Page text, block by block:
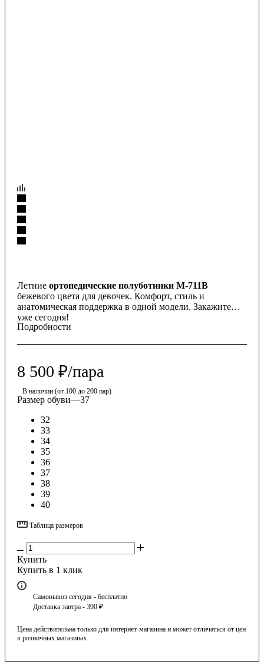
Летние ортопедические полуботинки М-711В
бежевого цвета для девочек. Комфорт, стиль и
анатомическая поддержка в одной модели. Закажите
уже сегодня!
Подробности
8 500 ₽/пара
В наличии (от 100 до 200 пар)
Размер обуви—37
32
33
34
35
36
37
38
39
40
Таблица размеров
Купить
Купить в 1 клик
Самовывоз сегодня - бесплатно
Доставка завтра - 390 ₽
Цена действительна только для интернет-магазина и может отличаться от цен
в розничных магазинах